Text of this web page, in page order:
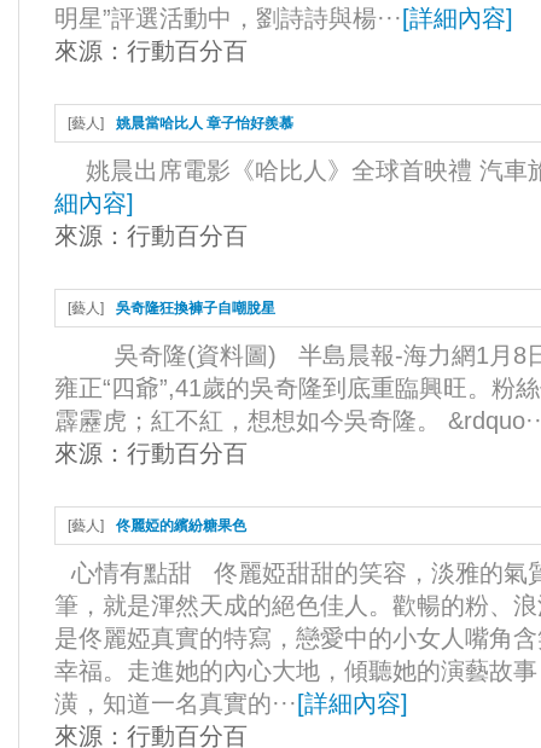
明星”評選活動中，劉詩詩與楊··· [詳細內容]
來源： 行動百分百
[藝人] 姚晨當哈比人 章子怡好羨慕
姚晨出席電影《哈比人》全球首映禮 汽車
細內容]
來源： 行動百分百
[藝人] 吳奇隆狂換褲子自嘲脫星
吳奇隆(資料圖) 半島晨報-海力網1月8
雍正“四爺”,41歲的吳奇隆到底重臨興旺。粉
霹靂虎；紅不紅，想想如今吳奇隆。
來源： 行動百分百
[藝人] 佟麗婭的繽紛糖果色
心情有點甜 佟麗婭甜甜的笑容，淡雅的氣
筆，就是渾然天成的絕色佳人。歡暢的粉、
是佟麗婭真實的特寫，戀愛中的小女人嘴角
幸福。走進她的內心大地，傾聽她的演藝故
潢，知道一名真實的··· [詳細內容]
來源： 行動百分百